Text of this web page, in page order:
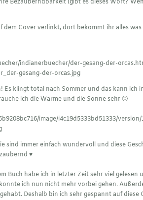
Bezauberndbarkeit (gibt es dieses Wort?
Cover verlinkt, dort bekommt ihr alles was
klingt total nach Sommer und das kann ich
ich die Wärme und die Sonne sehr 🙂
sind immer einfach wundervoll und diese
♥︎
Buch habe ich in letzter Zeit sehr viel gelesen
ich nun nicht mehr vorbei gehen.
Deshalb bin ich sehr gespannt auf diese